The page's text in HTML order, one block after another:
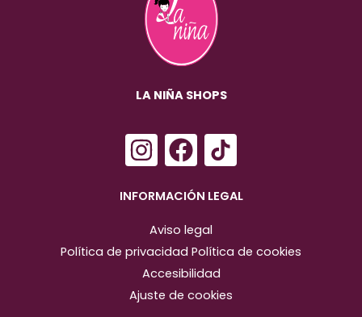
LA NIÑA SHOPS
I
n
s
a
g
r
F
a
c
e
b
o
o
INFORMACIÓN LEGAL
Aviso legal
Política de privacidad Política de cookies
Accesibilidad
Ajuste de cookies